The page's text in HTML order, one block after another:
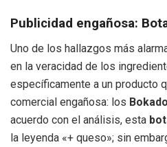
Publicidad engañosa:
Uno de los hallazgos más
en la veracidad de los
específicamente a un producto
comercial engañosa: los
acuerdo con el análisis, esta
la leyenda «+ queso»; sin